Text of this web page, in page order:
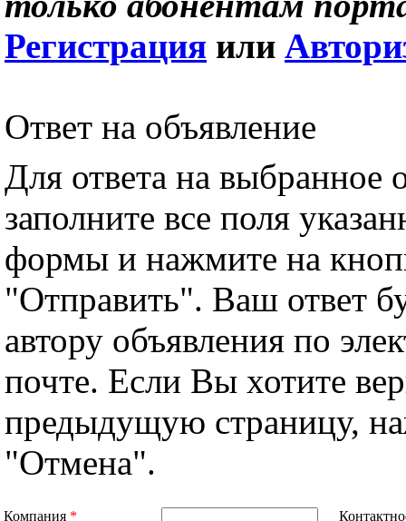
Регистрация или
Ответ на объявление
Для ответа на выбранное
заполните все поля
формы и нажмите на
"Отправить". Ваш ответ
автору объявления по
почте. Если Вы хотите
предыдущую страницу,
"Отмена".
Компания *